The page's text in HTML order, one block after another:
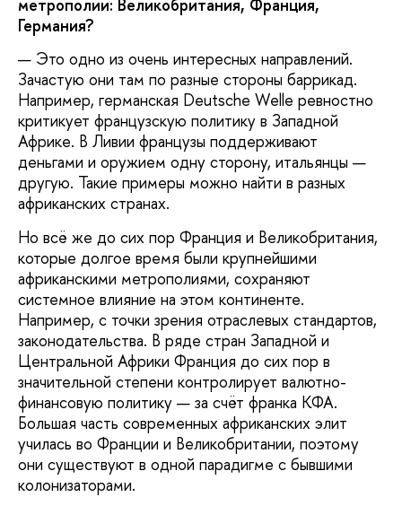
метрополии: Великобритания, Франция,
Германия?
— Это одно из очень интересных направлений.
Зачастую они там по разные стороны баррикад.
Например, германская Deutsche Welle ревностно
критикует французскую политику в Западной
Африке. В Ливии французы поддерживают
деньгами и оружием одну сторону, итальянцы —
другую. Такие примеры можно найти в разных
африканских странах.
Но всё же до сих пор Франция и Великобритания,
которые долгое время были крупнейшими
африканскими метрополиями, сохраняют
системное влияние на этом континенте.
Например, с точки зрения отраслевых стандартов,
законодательства. В ряде стран Западной и
Центральной Африки Франция до сих пор в
значительной степени контролирует валютно-
финансовую политику — за счёт франка КФА.
Большая часть современных африканских элит
училась во Франции и Великобритании, поэтому
они существуют в одной парадигме с бывшими
колонизаторами.